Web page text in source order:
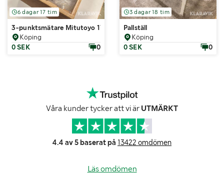
6 dagar 17 tim
3-punktsmätare Mitutoyo 175-200mm
Köping
0 SEK
0
3 dagar 18 tim
Pallställ
Köping
0 SEK
0
Våra kunder tycker att vi är UTMÄRKT
4.4 av 5 baserat på 13422 omdömen
Läs omdömen